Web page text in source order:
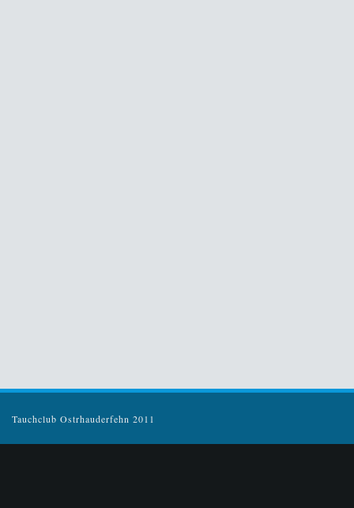
Tauchclub Ostrhauderfehn 2011